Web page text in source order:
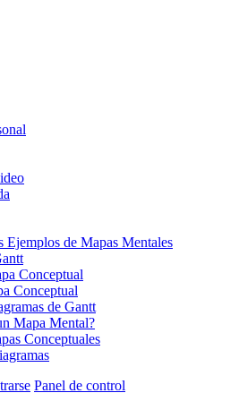
Ejemplos de Mapas Mentales
Conceptual
Conceptual
de Gantt
Mapa Mental?
Conceptuales
Panel de control